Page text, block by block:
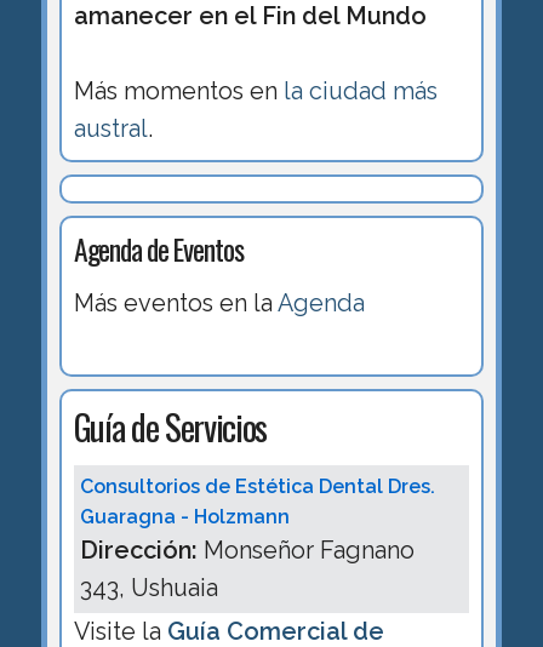
amanecer en el Fin del Mundo
Más momentos en la ciudad más
austral.
Agenda de Eventos
Más eventos en la Agenda
Guía de Servicios
Consultorios de Estética Dental Dres.
Guaragna - Holzmann
Dirección: Monseñor Fagnano
343, Ushuaia
Visite la Guía Comercial de